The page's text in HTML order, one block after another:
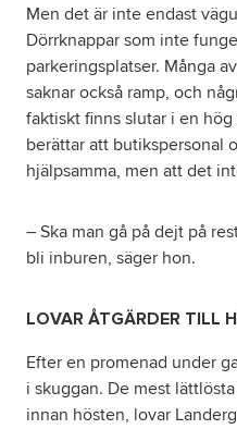
Men det är inte endast
Dörrknappar som inte
parkeringsplatser. Många
saknar också ramp, och
faktiskt finns slutar i en
berättar att butikspersonal
hjälpsamma, men att det
– Ska man gå på dejt på
bli inburen, säger hon.
LOVAR ÅTGÄRDER TILL
Efter en promenad under
i skuggan. De mest
innan hösten, lovar